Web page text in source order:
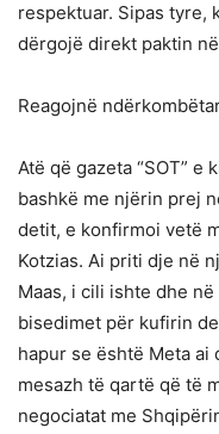
respektuar. Sipas tyre,
dërgojë direkt paktin
Reagojnë
Atë që gazeta “SOT”
bashkë me njërin prej
detit, e konfirmoi vetë
Kotzias. Ai priti dje në
Maas, i cili ishte dhe
bisedimet për kufirin
hapur se është Meta
mesazh të qartë që të
negociatat me